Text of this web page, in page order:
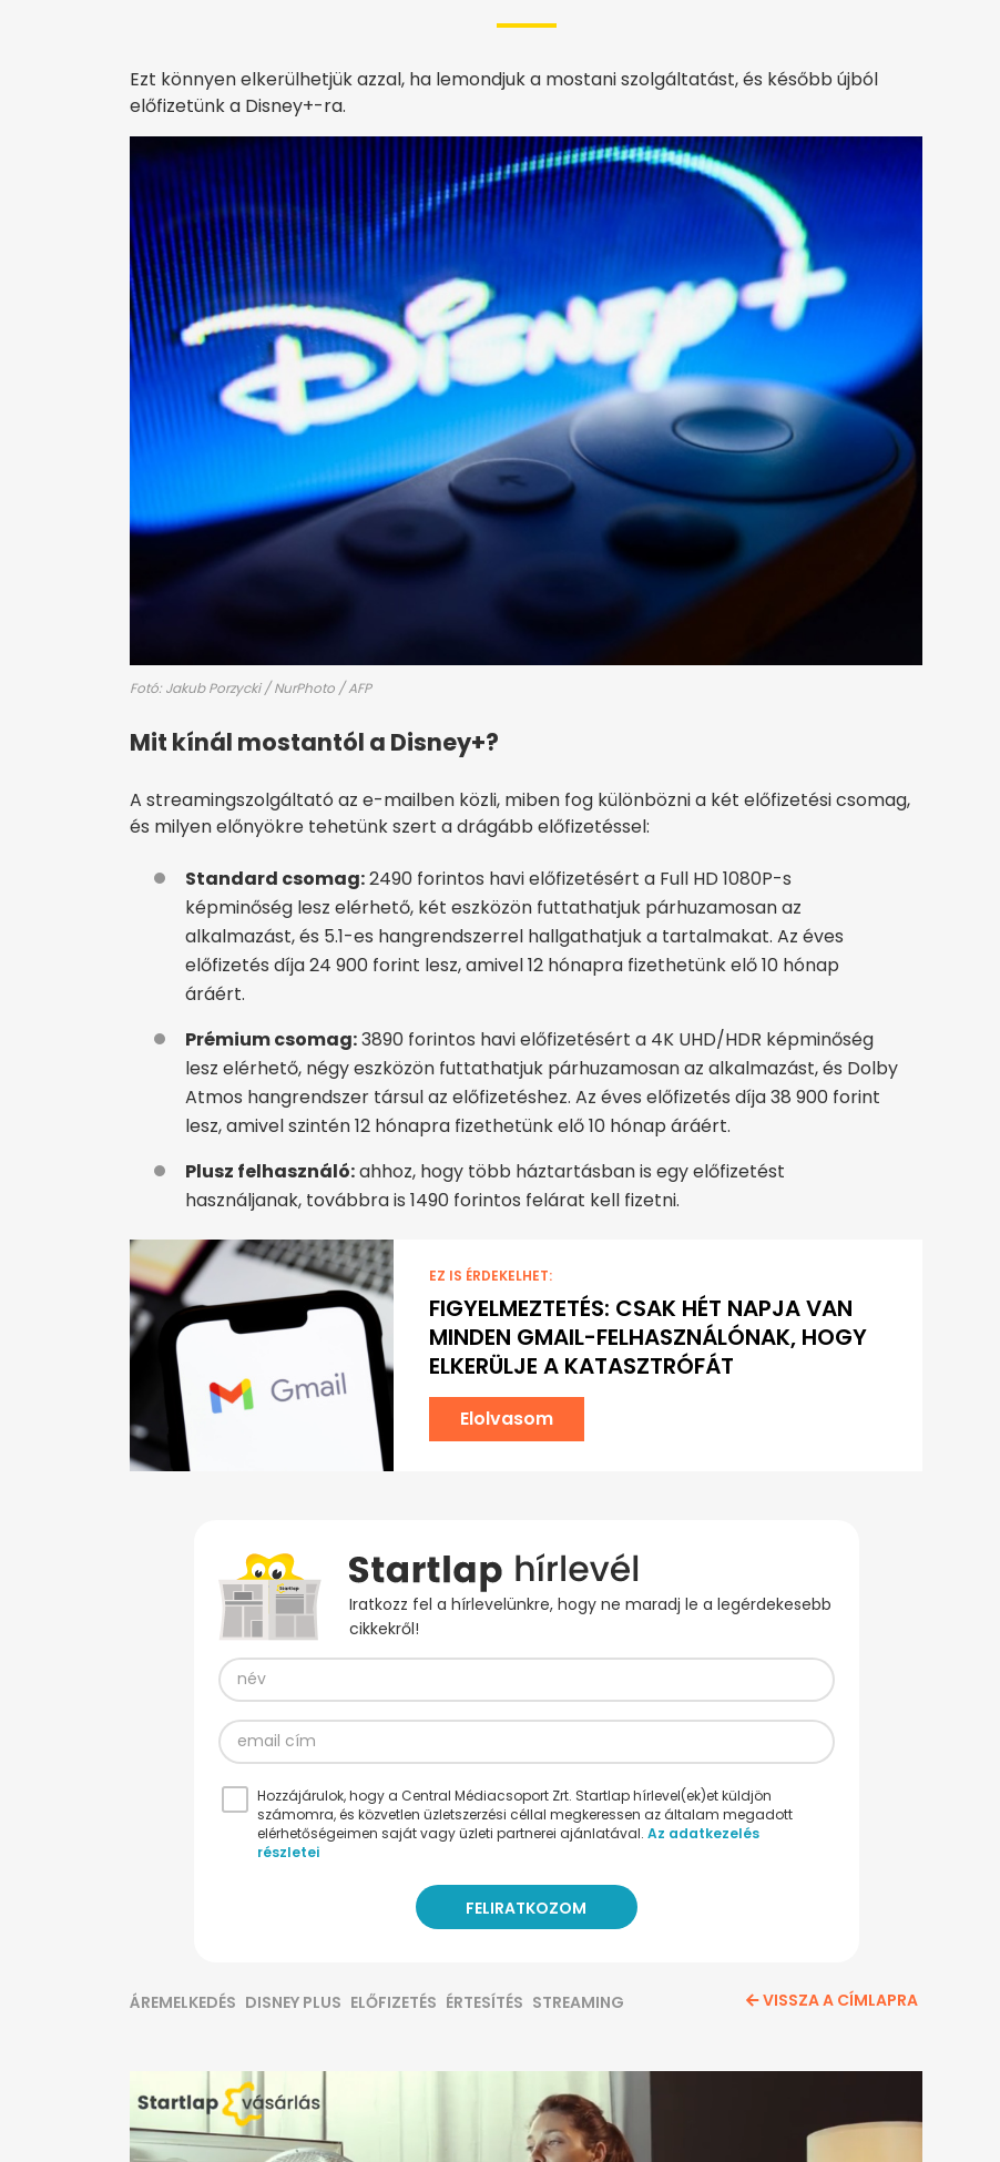
Ezt könnyen elkerülhetjük azzal, ha lemondjuk a mostani szolgáltatást, és később újból
előfizetünk a Disney+-ra.
Fotó: Jakub Porzycki / NurPhoto / AFP
Mit kínál mostantól a Disney+?
A streamingszolgáltató az e-mailben közli, miben fog különbözni a két előfizetési csomag,
és milyen előnyökre tehetünk szert a drágább előfizetéssel:
Standard csomag:2490 forintos havi előfizetésért a Full HD 1080P-s
képminőség lesz elérhető, két eszközön futtathatjuk párhuzamosan az
alkalmazást, és 5.1-es hangrendszerrel hallgathatjuk a tartalmakat. Az éves
előfizetés díja 24 900 forint lesz, amivel 12 hónapra fizethetünk elő 10 hónap
áráért.
Prémium csomag:3890 forintos havi előfizetésért a 4K UHD/HDR képminőség
lesz elérhető, négy eszközön futtathatjuk párhuzamosan az alkalmazást, és Dolby
Atmos hangrendszer társul az előfizetéshez. Az éves előfizetés díja 38 900 forint
lesz, amivel szintén 12 hónapra fizethetünk elő 10 hónap áráért.
Plusz felhasználó:ahhoz, hogy több háztartásban is egy előfizetést
használjanak, továbbra is 1490 forintos felárat kell fizetni.
EZ IS ÉRDEKELHET:
FIGYELMEZTETÉS: CSAK HÉT NAPJA VAN
MINDEN GMAIL-FELHASZNÁLÓNAK, HOGY
ELKERÜLJE A KATASZTRÓFÁT
Elolvasom
Iratkozz fel a hírlevelünkre, hogy ne maradj le a legérdekesebb
cikkekről!
Hozzájárulok, hogy a Central Médiacsoport Zrt. Startlap hírlevel(ek)et küldjön
számomra, és közvetlen üzletszerzési céllal megkeressen az általam megadott
elérhetőségeimen saját vagy üzleti partnerei ajánlatával. Az adatkezelés
részletei
ÁREMELKEDÉS DISNEY PLUS ELŐFIZETÉS ÉRTESÍTÉS STREAMING VISSZA A CÍMLAPRA